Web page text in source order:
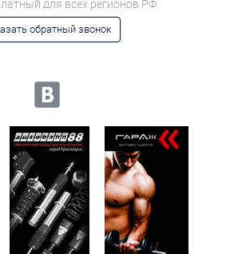
для всех регионов РФ
обратный звонок